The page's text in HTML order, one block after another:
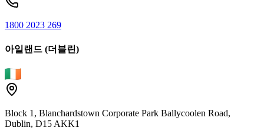
1800 2023 269
아일랜드 (더블린)
Block 1, Blanchardstown Corporate Park Ballycoolen Road,
Dublin, D15 AKK1